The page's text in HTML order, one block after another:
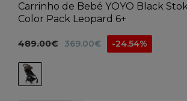
Carrinho de Bebé YOYO Black
Color Pack Leopard 6+
489.00€ 369.00€ -24.54%